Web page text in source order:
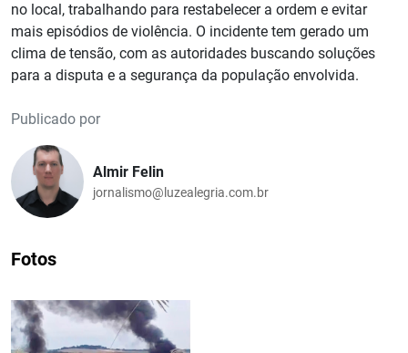
no local, trabalhando para restabelecer a ordem e evitar
mais episódios de violência. O incidente tem gerado um
clima de tensão, com as autoridades buscando soluções
para a disputa e a segurança da população envolvida.
Publicado por
Almir Felin
jornalismo@luzealegria.com.br
Fotos